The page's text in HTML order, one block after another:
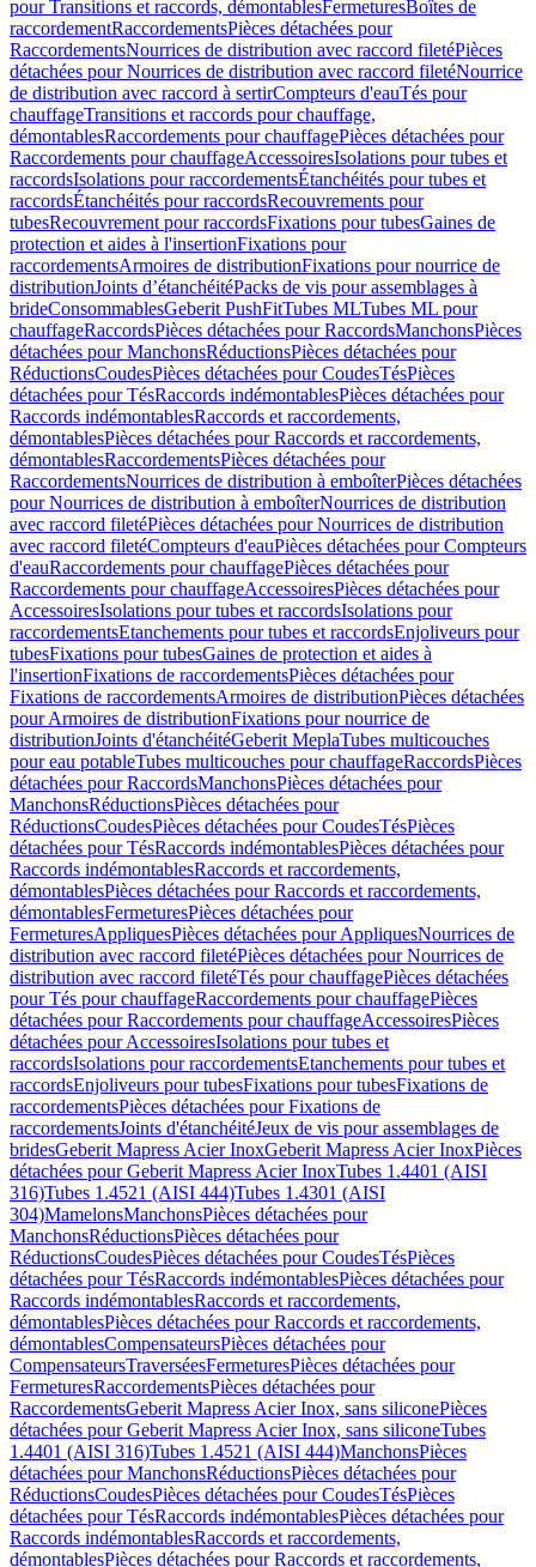
pour Transitions et raccords, démontablesFermeturesBoîtes de
raccordementRaccordementsPièces détachées pour
RaccordementsNourrices de distribution avec raccord filetéPièces
détachées pour Nourrices de distribution avec raccord filetéNourrice
de distribution avec raccord à sertirCompteurs d'eauTés pour
chauffageTransitions et raccords pour chauffage,
démontablesRaccordements pour chauffagePièces détachées pour
Raccordements pour chauffageAccessoiresIsolations pour tubes et
raccordsIsolations pour raccordementsÉtanchéités pour tubes et
raccordsÉtanchéités pour raccordsRecouvrements pour
tubesRecouvrement pour raccordsFixations pour tubesGaines de
protection et aides à l'insertionFixations pour
raccordementsArmoires de distributionFixations pour nourrice de
distributionJoints d’étanchéitéPacks de vis pour assemblages à
brideConsommablesGeberit PushFitTubes MLTubes ML pour
chauffageRaccordsPièces détachées pour RaccordsManchonsPièces
détachées pour ManchonsRéductionsPièces détachées pour
RéductionsCoudesPièces détachées pour CoudesTésPièces
détachées pour TésRaccords indémontablesPièces détachées pour
Raccords indémontablesRaccords et raccordements,
démontablesPièces détachées pour Raccords et raccordements,
démontablesRaccordementsPièces détachées pour
RaccordementsNourrices de distribution à emboîterPièces détachées
pour Nourrices de distribution à emboîterNourrices de distribution
avec raccord filetéPièces détachées pour Nourrices de distribution
avec raccord filetéCompteurs d'eauPièces détachées pour Compteurs
d'eauRaccordements pour chauffagePièces détachées pour
Raccordements pour chauffageAccessoiresPièces détachées pour
AccessoiresIsolations pour tubes et raccordsIsolations pour
raccordementsEtanchements pour tubes et raccordsEnjoliveurs pour
tubesFixations pour tubesGaines de protection et aides à
l'insertionFixations de raccordementsPièces détachées pour
Fixations de raccordementsArmoires de distributionPièces détachées
pour Armoires de distributionFixations pour nourrice de
distributionJoints d'étanchéitéGeberit MeplaTubes multicouches
pour eau potableTubes multicouches pour chauffageRaccordsPièces
détachées pour RaccordsManchonsPièces détachées pour
ManchonsRéductionsPièces détachées pour
RéductionsCoudesPièces détachées pour CoudesTésPièces
détachées pour TésRaccords indémontablesPièces détachées pour
Raccords indémontablesRaccords et raccordements,
démontablesPièces détachées pour Raccords et raccordements,
démontablesFermeturesPièces détachées pour
FermeturesAppliquesPièces détachées pour AppliquesNourrices de
distribution avec raccord filetéPièces détachées pour Nourrices de
distribution avec raccord filetéTés pour chauffagePièces détachées
pour Tés pour chauffageRaccordements pour chauffagePièces
détachées pour Raccordements pour chauffageAccessoiresPièces
détachées pour AccessoiresIsolations pour tubes et
raccordsIsolations pour raccordementsEtanchements pour tubes et
raccordsEnjoliveurs pour tubesFixations pour tubesFixations de
raccordementsPièces détachées pour Fixations de
raccordementsJoints d'étanchéitéJeux de vis pour assemblages de
bridesGeberit Mapress Acier InoxGeberit Mapress Acier InoxPièces
détachées pour Geberit Mapress Acier InoxTubes 1.4401 (AISI
316)Tubes 1.4521 (AISI 444)Tubes 1.4301 (AISI
304)MamelonsManchonsPièces détachées pour
ManchonsRéductionsPièces détachées pour
RéductionsCoudesPièces détachées pour CoudesTésPièces
détachées pour TésRaccords indémontablesPièces détachées pour
Raccords indémontablesRaccords et raccordements,
démontablesPièces détachées pour Raccords et raccordements,
démontablesCompensateursPièces détachées pour
CompensateursTraverséesFermeturesPièces détachées pour
FermeturesRaccordementsPièces détachées pour
RaccordementsGeberit Mapress Acier Inox, sans siliconePièces
détachées pour Geberit Mapress Acier Inox, sans siliconeTubes
1.4401 (AISI 316)Tubes 1.4521 (AISI 444)ManchonsPièces
détachées pour ManchonsRéductionsPièces détachées pour
RéductionsCoudesPièces détachées pour CoudesTésPièces
détachées pour TésRaccords indémontablesPièces détachées pour
Raccords indémontablesRaccords et raccordements,
démontablesPièces détachées pour Raccords et raccordements,